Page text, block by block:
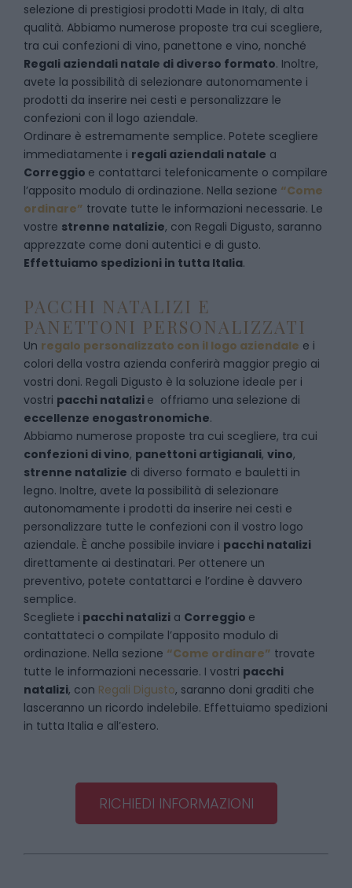
selezione di prestigiosi prodotti Made in Italy, di alta
qualità. Abbiamo numerose proposte tra cui scegliere,
tra cui confezioni di vino, panettone e vino, nonché
Regali aziendali natale di diverso formato. Inoltre,
avete la possibilità di selezionare autonomamente i
prodotti da inserire nei cesti e personalizzare le
confezioni con il logo aziendale.
Ordinare è estremamente semplice. Potete scegliere
immediatamente i regali aziendali natale a
Correggio e contattarci telefonicamente o compilare
l’apposito modulo di ordinazione. Nella sezione “Come
ordinare” trovate tutte le informazioni necessarie. Le
vostre strenne natalizie, con Regali Digusto, saranno
apprezzate come doni autentici e di gusto.
Effettuiamo spedizioni in tutta Italia.
PACCHI NATALIZI E
PANETTONI PERSONALIZZATI
Un regalo personalizzato con il logo aziendale e i
colori della vostra azienda conferirà maggior pregio ai
vostri doni. Regali Digusto è la soluzione ideale per i
vostri pacchi natalizi e offriamo una selezione di
eccellenze enogastronomiche.
Abbiamo numerose proposte tra cui scegliere, tra cui
confezioni di vino, panettoni artigianali, vino,
strenne natalizie di diverso formato e bauletti in
legno. Inoltre, avete la possibilità di selezionare
autonomamente i prodotti da inserire nei cesti e
personalizzare tutte le confezioni con il vostro logo
aziendale. È anche possibile inviare i pacchi natalizi
direttamente ai destinatari. Per ottenere un
preventivo, potete contattarci e l’ordine è davvero
semplice.
Scegliete i pacchi natalizi a Correggio e
contattateci o compilate l’apposito modulo di
ordinazione. Nella sezione “Come ordinare” trovate
tutte le informazioni necessarie. I vostri pacchi
natalizi, con Regali Digusto, saranno doni graditi che
lasceranno un ricordo indelebile. Effettuiamo spedizioni
in tutta Italia e all’estero.
RICHIEDI INFORMAZIONI